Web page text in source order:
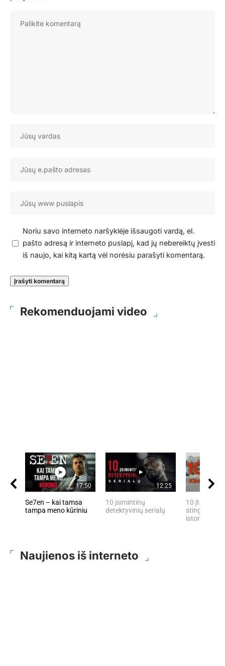
Noriu savo interneto naršyklėje išsaugoti vardą, el.
pašto adresą ir interneto puslapį, kad jų nebereiktų įvesti
iš naujo, kai kitą kartą vėl norėsiu parašyti komentarą.
Rekomenduojami video
17:50
Se7en – kai tamsa
tampa meno kūriniu
12:25
10 įsimintinų
detektyvinių serialų
10 įtemptų,
stingdančių
istorijų
Naujienos iš interneto